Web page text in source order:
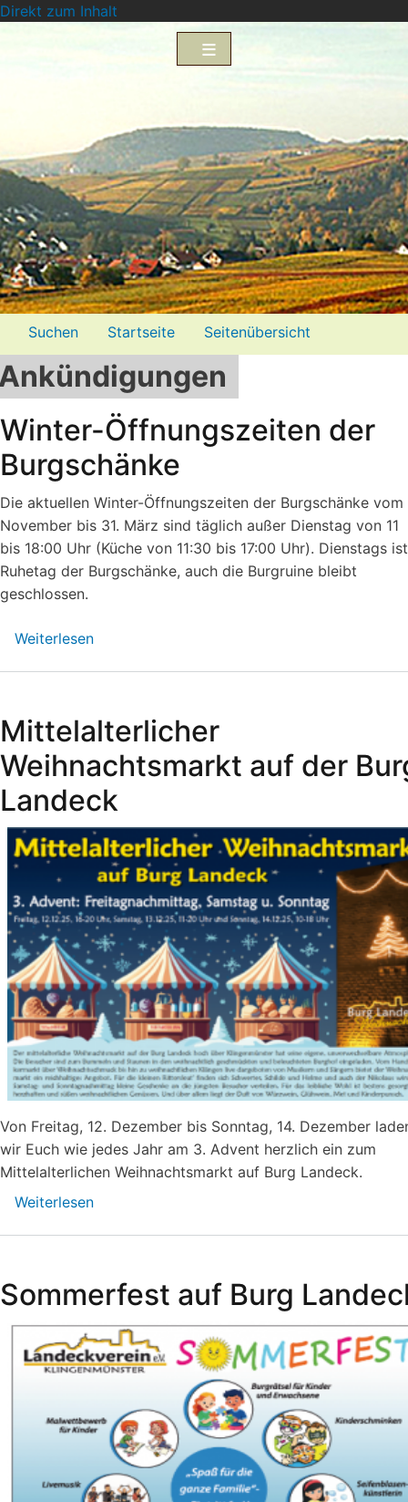
Direkt zum Inhalt
Menü2
Suchen Startseite
Seitenübersicht
Impressum
Datenschutzerklärung
Winter-Öffnungszeiten der
Burgschänke
Die aktuellen Winter-Öffnungszeiten der Burgschänke vom
November bis 31. März sind täglich außer Dienstag von 11
bis 18:00 Uhr (Küche von 11:30 bis 17:00 Uhr). Dienstags ist
Ruhetag der Burgschänke, auch die Burgruine bleibt
geschlossen.
Weiterlesen
Burgschänke
Mittelalterlicher
Weihnachtsmarkt auf der
Landeck
Von Freitag, 12. Dezember bis Sonntag, 14. Dezember
wir Euch wie jedes Jahr am 3. Advent herzlich ein zum
Mittelalterlichen Weihnachtsmarkt auf Burg Landeck.
Weiterlesen
der
Landeck
Sommerfest auf Burg